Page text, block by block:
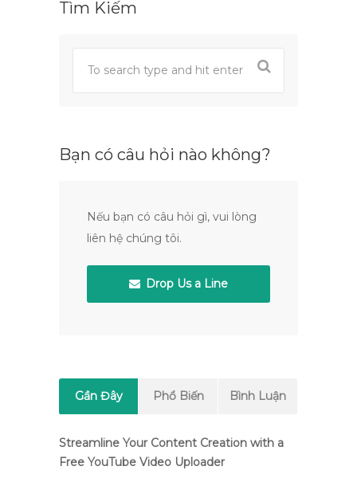
Tìm Kiếm
Bạn có câu hỏi nào không?
Nếu bạn có câu hỏi gì, vui lòng
liên hệ chúng tôi.
Drop Us a Line
Gần Đây Phổ Biến Bình Luận
Streamline Your Content Creation with a
Free YouTube Video Uploader